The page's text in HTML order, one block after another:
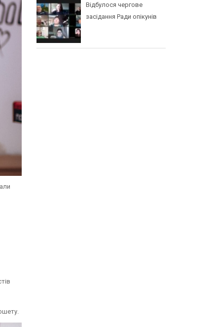
Відбулося чергове
засідання Ради опікунів